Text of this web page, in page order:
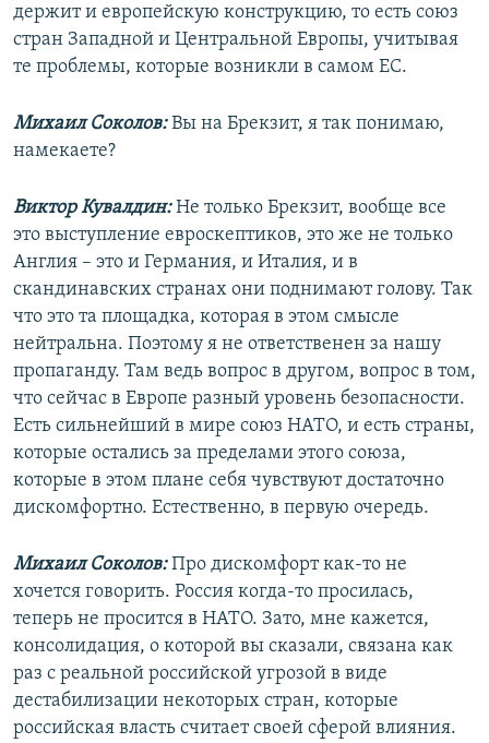
держит и европейскую конструкцию, то есть союз
стран Западной и Центральной Европы, учитывая
те проблемы, которые возникли в самом ЕС.
Михаил Соколов:Вы на Брекзит, я так понимаю,
намекаете?
Виктор Кувалдин:Не только Брекзит, вообще все
это выступление евроскептиков, это же не только
Англия – это и Германия, и Италия, и в
скандинавских странах они поднимают голову. Так
что это та площадка, которая в этом смысле
нейтральна. Поэтому я не ответственен за нашу
пропаганду. Там ведь вопрос в другом, вопрос в том,
что сейчас в Европе разный уровень безопасности.
Есть сильнейший в мире союз НАТО, и есть страны,
которые остались за пределами этого союза,
которые в этом плане себя чувствуют достаточно
дискомфортно. Естественно, в первую очередь.
Михаил Соколов:Про дискомфорт как-то не
хочется говорить. Россия когда-то просилась,
теперь не просится в НАТО. Зато, мне кажется,
консолидация, о которой вы сказали, связана как
раз с реальной российской угрозой в виде
дестабилизации некоторых стран, которые
российская власть считает своей сферой влияния.